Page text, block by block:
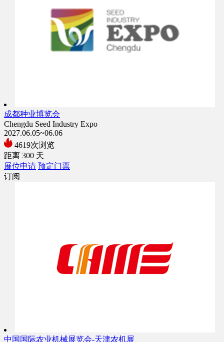
成都种业博览会
Chengdu Seed Industry Expo
2027.06.05~06.06
4619次浏览
距离 300 天
展位申请 预定门票
订阅
中国国际农业机械展览会-天津农机展